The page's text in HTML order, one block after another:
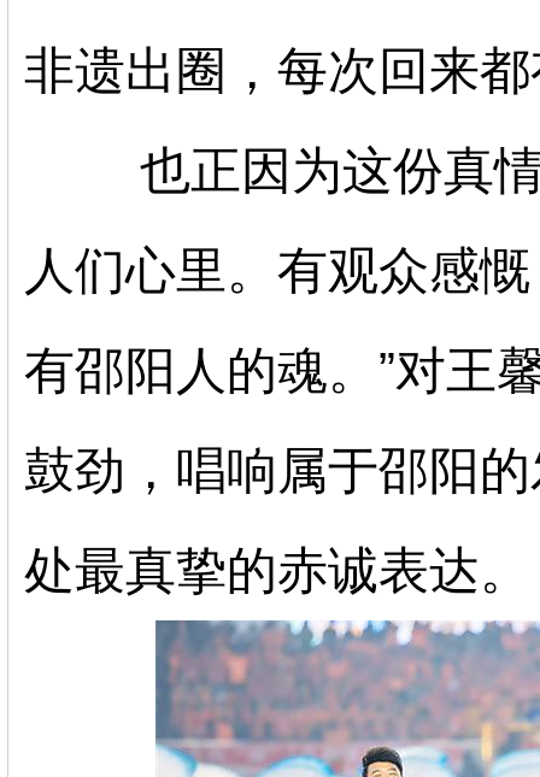
非遗出圈，每次回来都
也正因为这份真
人们心里。有观众感
有邵阳人的魂。”对王
鼓劲，唱响属于邵阳
处最真挚的赤诚表达。